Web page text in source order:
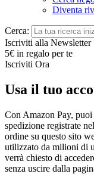
Diventa
Cerca:
Iscriviti alla Newsletter
5€ in regalo per te
Iscriviti Ora
Usa il tuo
Con Amazon Pay,
spedizione registrate
ordine su questo sito
utilizzato da milioni di
verrà chiesto di
senza uscire dalla